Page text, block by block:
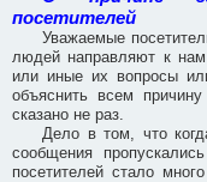
посетителей
Уважаемые
людей направляют к
или иные их вопросы
объяснить всем
сказано не раз.
Дело в том, что
сообщения
посетителей стало